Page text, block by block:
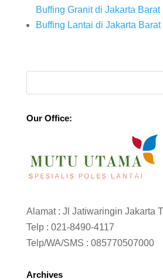
Buffing Granit di Jakarta Barat
Buffing Lantai di Jakarta Barat
Our Office:
Alamat : Jl Jatiwaringin Jakarta
Telp : 021-8490-4117
Telp/WA/SMS : 085770507000
Archives